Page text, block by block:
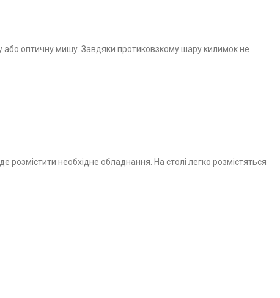
або оптичну мишу. Завдяки протиковзкому шару килимок не
необхідне обладнання. На столі легко розмістяться